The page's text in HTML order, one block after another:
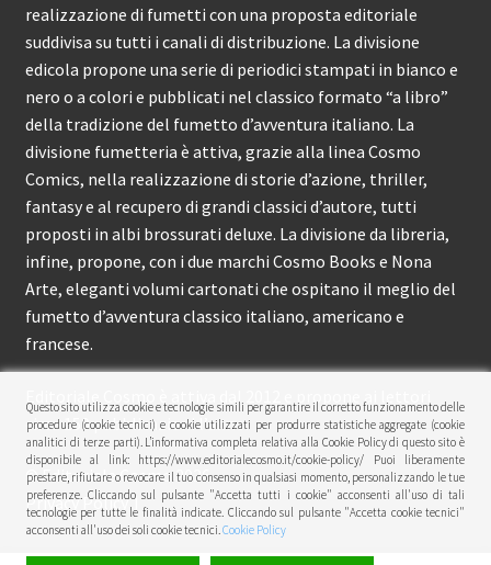
realizzazione di fumetti con una proposta editoriale
suddivisa su tutti i canali di distribuzione. La divisione
edicola propone una serie di periodici stampati in bianco e
nero o a colori e pubblicati nel classico formato “a libro”
della tradizione del fumetto d’avventura italiano. La
divisione fumetteria è attiva, grazie alla linea Cosmo
Comics, nella realizzazione di storie d’azione, thriller,
fantasy e al recupero di grandi classici d’autore, tutti
proposti in albi brossurati deluxe. La divisione da libreria,
infine, propone, con i due marchi Cosmo Books e Nona
Arte, eleganti volumi cartonati che ospitano il meglio del
fumetto d’avventura classico italiano, americano e
francese.
circa 150 pubblicazioni l’anno.
© Editoriale Cosmo 2026
Privacy Policy
Questo sito utilizza cookie e tecnologie simili per garantire il corretto funzionamento delle
procedure (cookie tecnici) e cookie utilizzati per produrre statistiche aggregate (cookie
analitici di terze parti). L’informativa completa relativa alla Cookie Policy di questo sito è
disponibile al link: https://www.editorialecosmo.it/cookie-policy/ Puoi liberamente
prestare, rifiutare o revocare il tuo consenso in qualsiasi momento, personalizzando le tue
preferenze. Cliccando sul pulsante "Accetta tutti i cookie" acconsenti all'uso di tali
tecnologie per tutte le finalità indicate. Cliccando sul pulsante "Accetta cookie tecnici"
acconsenti all'uso dei soli cookie tecnici.Cookie Policy